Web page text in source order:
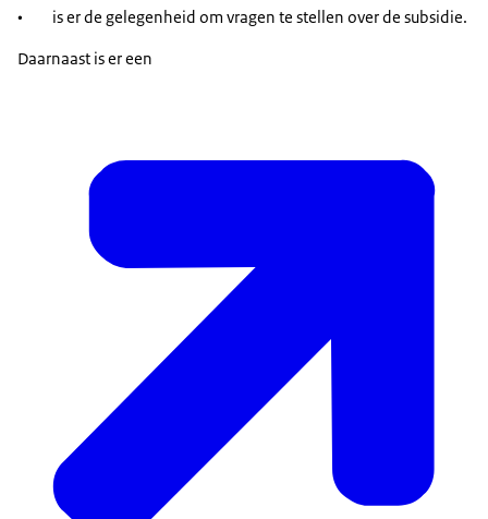
• is er de gelegenheid om vragen te stellen over de subsidie.
Daarnaast is er een